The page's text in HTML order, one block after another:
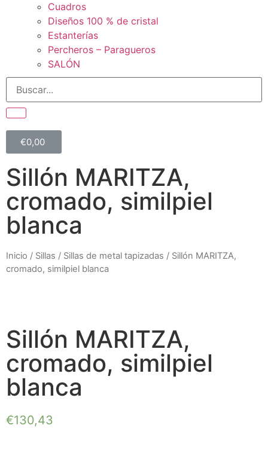
Cuadros
Diseños 100 % de cristal
Estanterías
Percheros – Paragueros
SALÓN
€0,00
Sillón MARITZA,
cromado, similpiel
blanca
Inicio / Sillas / Sillas de metal tapizadas / Sillón MARITZA,
cromado, similpiel blanca
Sillón MARITZA,
cromado, similpiel
blanca
€130,43